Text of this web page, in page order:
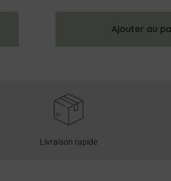
Ajouter au
Livraison rapide